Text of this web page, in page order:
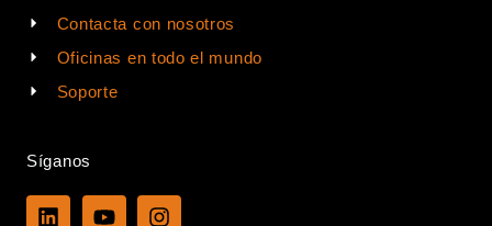
Contacta con nosotros
Oficinas en todo el mundo
Soporte
Síganos
L
Y
I